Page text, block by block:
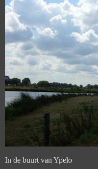
In de buurt van Ypelo